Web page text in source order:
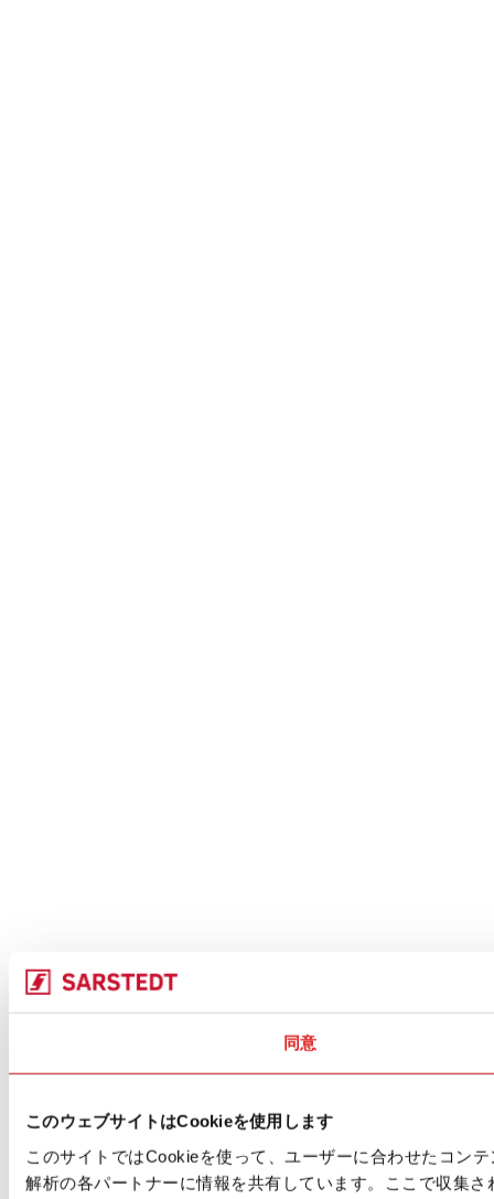
同意
このウェブサイトはCookieを使用します
このサイトではCookieを使って、ユーザーに合わせたコン
解析の各パートナーに情報を共有しています。ここで収集